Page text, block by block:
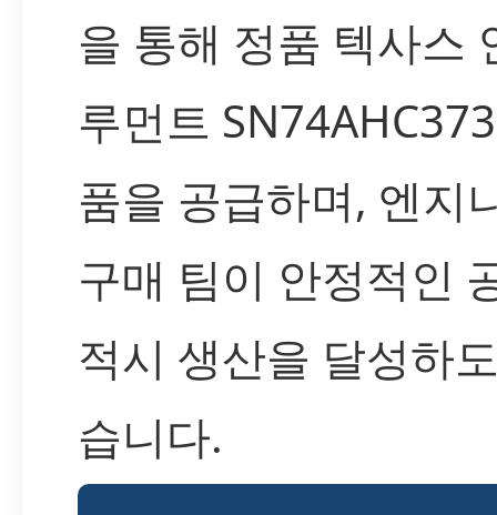
을 통해 정품 텍사스
루먼트
품을 공급하며, 엔지
구매 팀이 안정적인
적시 생산을 달성하
습니다.